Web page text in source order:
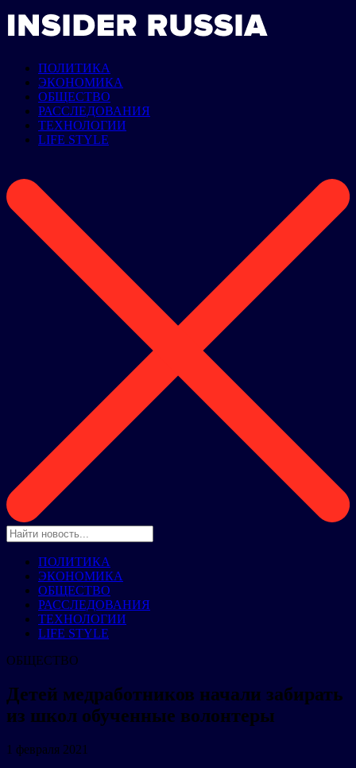
ПОЛИТИКА
ЭКОНОМИКА
ОБЩЕСТВО
РАССЛЕДОВАНИЯ
ТЕХНОЛОГИИ
LIFE STYLE
ПОЛИТИКА
ЭКОНОМИКА
ОБЩЕСТВО
РАССЛЕДОВАНИЯ
ТЕХНОЛОГИИ
LIFE STYLE
ОБЩЕСТВО
Детей медработников начали забирать
из школ обученные волонтеры
1 февраля 2021